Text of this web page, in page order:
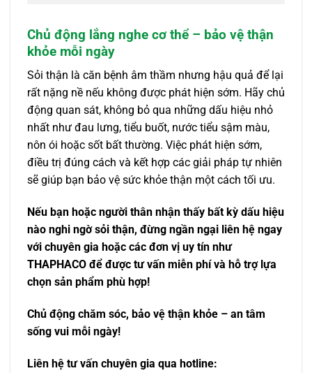
Chủ động lắng nghe cơ thể – bảo vệ thận
khỏe mỗi ngày
Sỏi thận là căn bệnh âm thầm nhưng hậu quả để lại
rất nặng nề nếu không được phát hiện sớm. Hãy chủ
động quan sát, không bỏ qua những dấu hiệu nhỏ
nhất như đau lưng, tiểu buốt, nước tiểu sậm màu,
nôn ói hoặc sốt bất thường. Việc phát hiện sớm,
điều trị đúng cách và kết hợp các giải pháp tự nhiên
sẽ giúp bạn bảo vệ sức khỏe thận một cách tối ưu.
Nếu bạn hoặc người thân nhận thấy bất kỳ dấu hiệu
nào nghi ngờ sỏi thận, đừng ngần ngại liên hệ ngay
với chuyên gia hoặc các đơn vị uy tín như
THAPHACO để được tư vấn miễn phí và hỗ trợ lựa
chọn sản phẩm phù hợp!
Chủ động chăm sóc, bảo vệ thận khỏe – an tâm
sống vui mỗi ngày!
Liên hệ tư vấn chuyên gia qua hotline: